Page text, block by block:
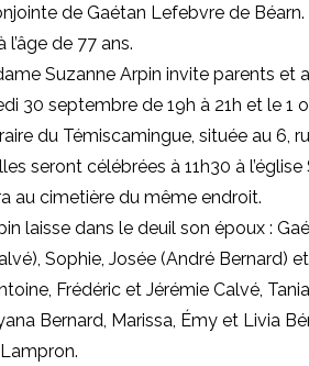
de Gaétan Lefebvre de
de 77 ans.
Suzanne Arpin invite parents et
30 septembre de 19h à 21h et le 1
du Témiscamingue, située au 6,
seront célébrées à 11h30 à
au cimetière du même endroit.
laisse dans le deuil son époux :
Sophie, Josée (André Bernard)
Frédéric et Jérémie Calvé,
Bernard, Marissa, Émy et Livia